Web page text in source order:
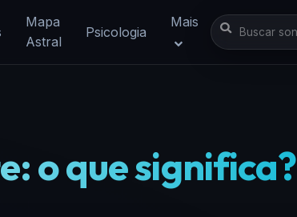
Mapa
Astral
Psicologia
Mais
o que significa?